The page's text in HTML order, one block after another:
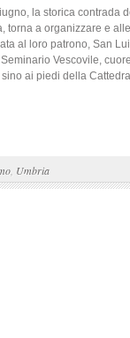
la storica contrada
torna a organizzare e
al loro patrono, San
Vescovile,
sino ai piedi della
Umbria